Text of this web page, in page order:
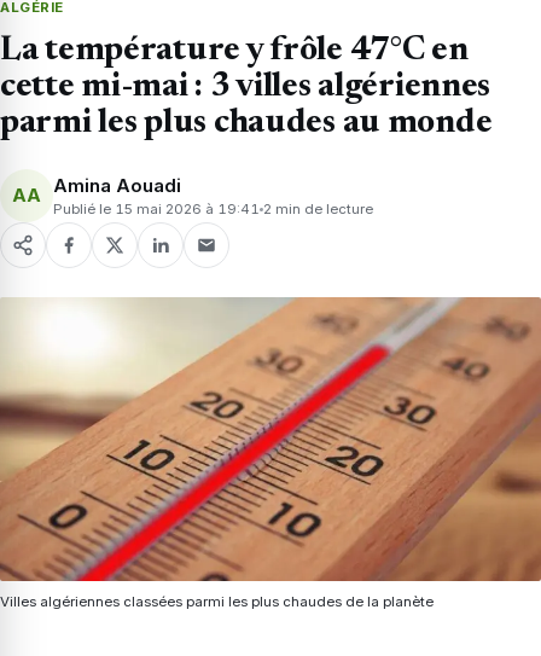
ALGÉRIE
La température y frôle 47°C en
cette mi-mai : 3 villes algériennes
parmi les plus chaudes au monde
AA Amina Aouadi
Publié le 15 mai 2026 à 19:41 2 min de lecture
Villes algériennes classées parmi les plus chaudes de la planète